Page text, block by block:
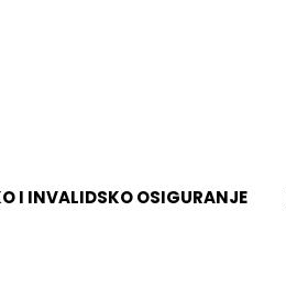
I INVALIDSKO OSIGURANJE